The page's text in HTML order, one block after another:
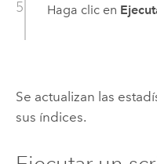
Haga clic en
Se actualizan las
sus índices.